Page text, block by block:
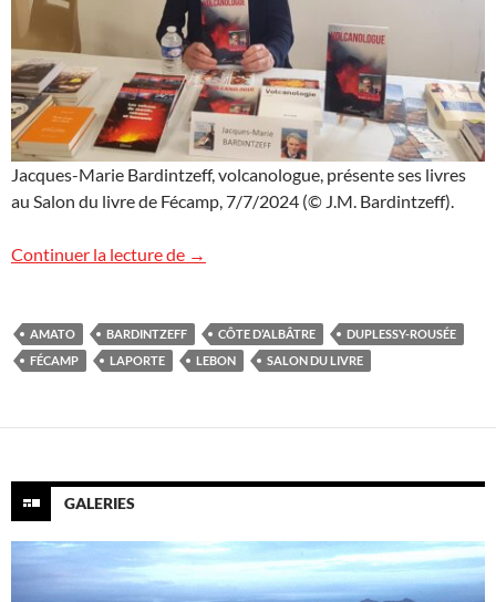
Jacques-Marie Bardintzeff, volcanologue, présente ses livres
au Salon du livre de Fécamp, 7/7/2024 (© J.M. Bardintzeff).
Continuer la lecture de Images du Salon du livre de Fécamp
→
AMATO BARDINTZEFF CÔTE D’ALBÂTRE
DUPLESSY-ROUSÉE
FÉCAMP
LAPORTE LEBON SALON DU LIVRE
GALERIES